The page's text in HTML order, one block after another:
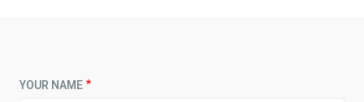
YOUR NAME